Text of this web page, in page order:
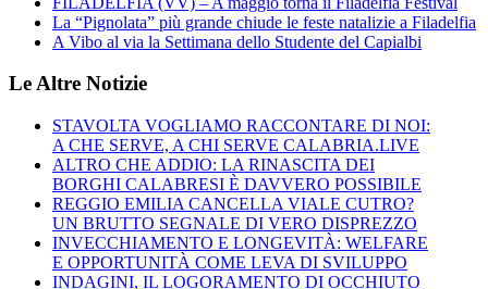
La “Pignolata” più grande chiude le feste natalizie a Filadelfia
A Vibo al via la Settimana dello Studente del Capialbi
Le Altre Notizie
STAVOLTA VOGLIAMO RACCONTARE DI NOI:
A CHE SERVE, A CHI SERVE CALABRIA.LIVE
ALTRO CHE ADDIO: LA RINASCITA DEI
BORGHI CALABRESI È DAVVERO POSSIBILE
REGGIO EMILIA CANCELLA VIALE CUTRO?
UN BRUTTO SEGNALE DI VERO DISPREZZO
INVECCHIAMENTO E LONGEVITÀ: WELFARE
E OPPORTUNITÀ COME LEVA DI SVILUPPO
INDAGINI, IL LOGORAMENTO DI OCCHIUTO